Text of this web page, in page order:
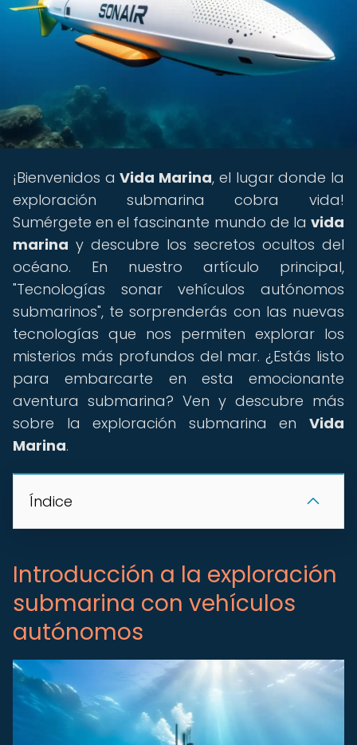
¡Bienvenidos aVida Marina, el lugar donde la
exploración submarina cobra vida!
Sumérgete en el fascinante mundo de la vida
marina y descubre los secretos ocultos del
océano. En nuestro artículo principal,
"Tecnologías sonar vehículos autónomos
submarinos", te sorprenderás con las nuevas
tecnologías que nos permiten explorar los
misterios más profundos del mar. ¿Estás listo
para embarcarte en esta emocionante
aventura submarina? Ven y descubre más
sobre la exploración submarina en Vida
Marina.
Índice
Introducción a la exploración
submarina con vehículos
autónomos